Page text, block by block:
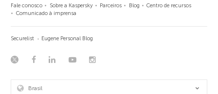
Fale conosco Sobre a Kaspersky Parceiros Blog
Centro de recursos
Comunicado à imprensa
Securelist Eugene Personal Blog
Brasil